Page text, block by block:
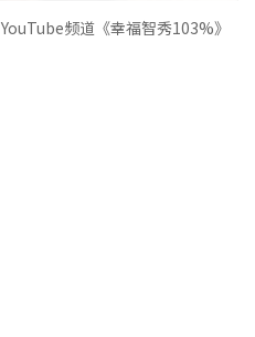
YouTube频道《幸福智秀103%》